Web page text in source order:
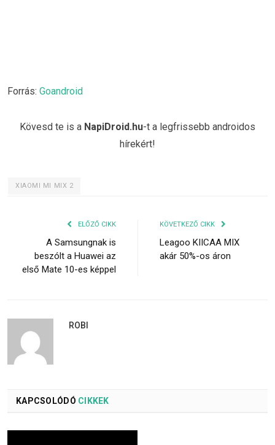
Forrás: Goandroid
Kövesd te is a NapiDroid.hu-t a legfrissebb androidos
hírekért!
XIAOMI MI MIX 2
ELŐZŐ CIKK
A Samsungnak is
beszólt a Huawei az
első Mate 10-es képpel
KÖVETKEZŐ CIKK
Leagoo KIICAA MIX
akár 50%-os áron
ROBI
KAPCSOLÓDÓ CIKKEK